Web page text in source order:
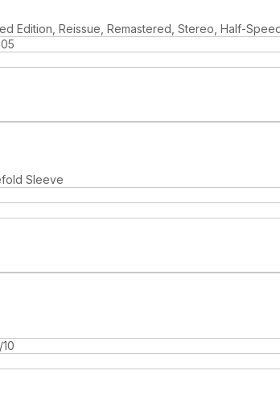
Edition, Reissue, Remastered, Stereo, Half-
Sleeve